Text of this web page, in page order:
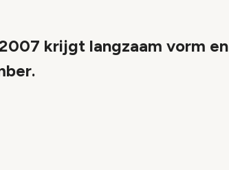
krijgt langzaam vorm en